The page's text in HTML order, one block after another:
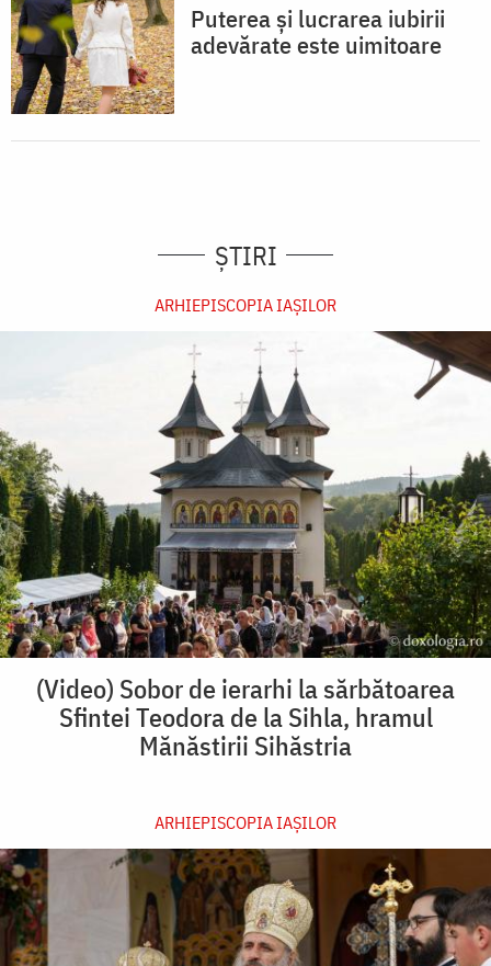
Puterea și lucrarea iubirii
adevărate este uimitoare
ȘTIRI
ARHIEPISCOPIA IAŞILOR
(Video) Sobor de ierarhi la sărbătoarea
Sfintei Teodora de la Sihla, hramul
Mănăstirii Sihăstria
ARHIEPISCOPIA IAŞILOR